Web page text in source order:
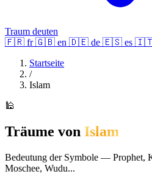
Traum deuten
🇫🇷 fr 🇬🇧 en 🇩🇪 de 🇪🇸 es
Startseite
/
Islam
🕌
Träume von Islam
Bedeutung der Symbole — Prophet,
Moschee, Wudu...